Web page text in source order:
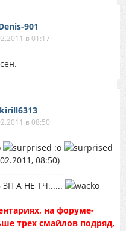
901
в 01:17
kirill6313
в 08:50
:o
08:50)
А НЕ ТЧ......
на форуме-
трех смайлов подряд,